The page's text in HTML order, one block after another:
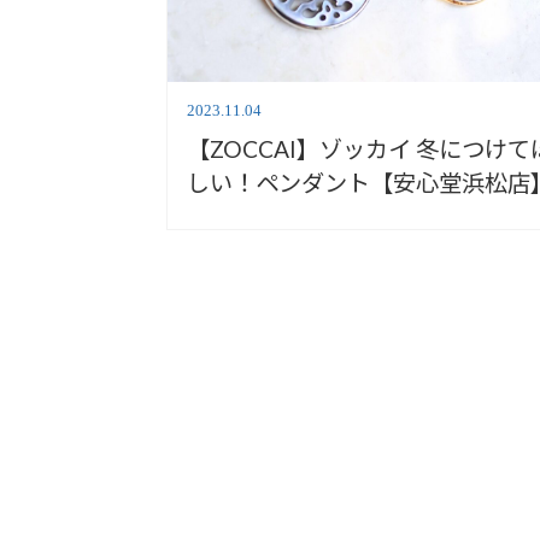
2023.11.04
【ZOCCAI】ゾッカイ 冬につけて
しい！ペンダント【安心堂浜松店